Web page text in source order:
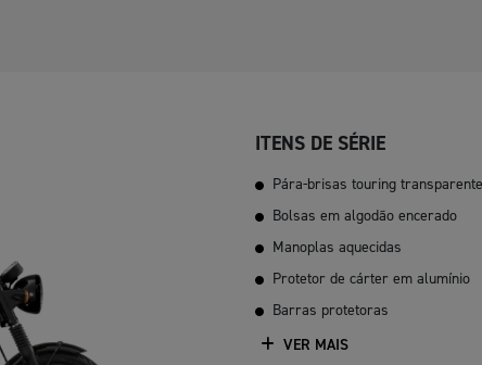
ITENS DE SÉRIE
Pára-brisas touring transparente
Bolsas em algodão encerado
Manoplas aquecidas
Protetor de cárter em alumínio
Barras protetoras
VER MAIS